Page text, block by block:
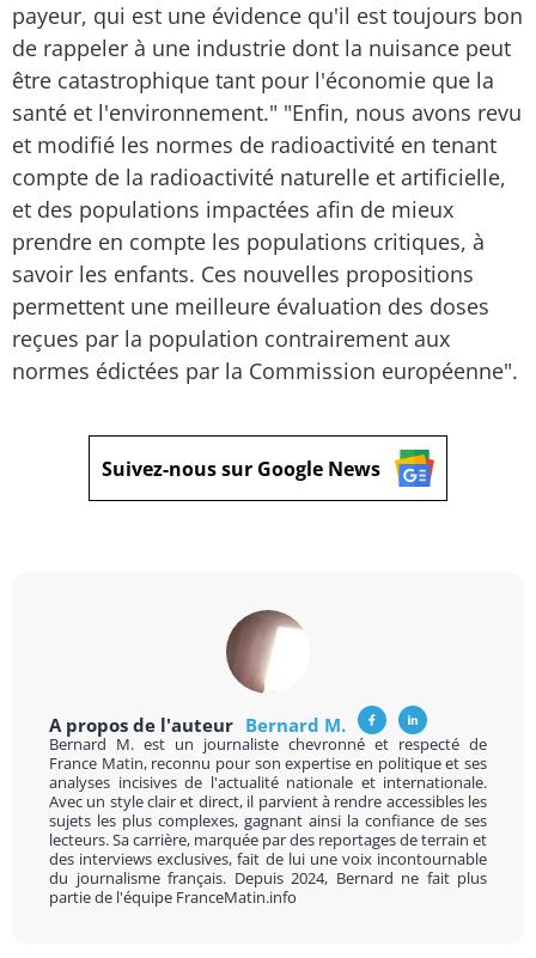
payeur, qui est une évidence qu'il est toujours bon
de rappeler à une industrie dont la nuisance peut
être catastrophique tant pour l'économie que la
santé et l'environnement." "Enfin, nous avons revu
et modifié les normes de radioactivité en tenant
compte de la radioactivité naturelle et artificielle,
et des populations impactées afin de mieux
prendre en compte les populations critiques, à
savoir les enfants. Ces nouvelles propositions
permettent une meilleure évaluation des doses
reçues par la population contrairement aux
normes édictées par la Commission européenne".
Suivez-nous sur Google News
A propos de l'auteur Bernard M.
Bernard M. est un journaliste chevronné et respecté de
France Matin, reconnu pour son expertise en politique et ses
analyses incisives de l'actualité nationale et internationale.
Avec un style clair et direct, il parvient à rendre accessibles les
sujets les plus complexes, gagnant ainsi la confiance de ses
lecteurs. Sa carrière, marquée par des reportages de terrain et
des interviews exclusives, fait de lui une voix incontournable
du journalisme français. Depuis 2024, Bernard ne fait plus
partie de l'équipe FranceMatin.info